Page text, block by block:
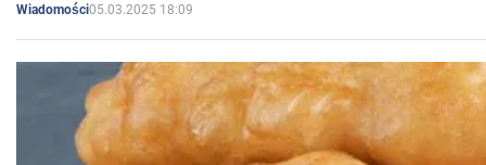
Wiadomości05.03.2025 18:09